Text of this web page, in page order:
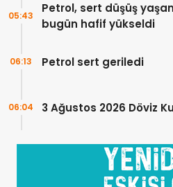
Petrol, sert düşüş
bugün hafif yükseldi
05:43
Petrol sert geriledi
06:13
3 Ağustos 2026 Döviz
06:04